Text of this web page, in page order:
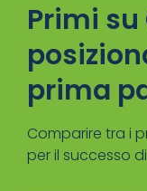
Primi su
prima
Comparire tra i
per il successo